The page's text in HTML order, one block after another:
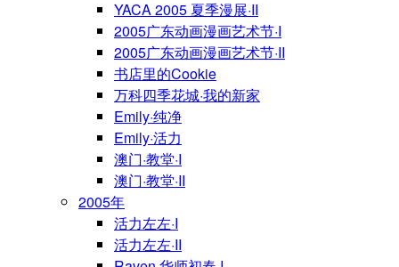
YACA 2005 夏季漫展·II
2005广东动画漫画艺术节·I
2005广东动画漫画艺术节·II
书店里的Cookie
万科四季花城·我的新家
Emily·纯净
Emily·活力
澳门·教堂·I
澳门·教堂·II
2005年
活力左左·I
活力左左·II